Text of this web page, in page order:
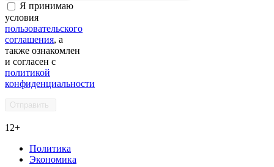
Я принимаю
условия
пользовательского
соглашения, а
также ознакомлен
и согласен с
политикой
конфиденциальности
12+
Политика
Экономика